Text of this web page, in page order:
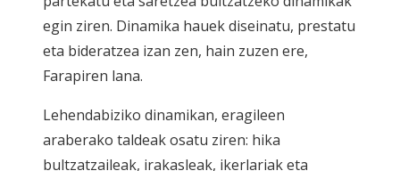
egin ziren. Dinamika hauek diseinatu, prestatu
eta bideratzea izan zen, hain zuzen ere,
Farapiren lana.
Lehendabiziko dinamikan, eragileen
araberako taldeak osatu ziren: hika
bultzatzaileak, irakasleak, ikerlariak eta